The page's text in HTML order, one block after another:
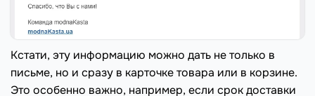
Кстати, эту информацию можно дать не только в
письме, но и сразу в карточке товара или в корзине.
Это особенно важно, например, если срок доставки